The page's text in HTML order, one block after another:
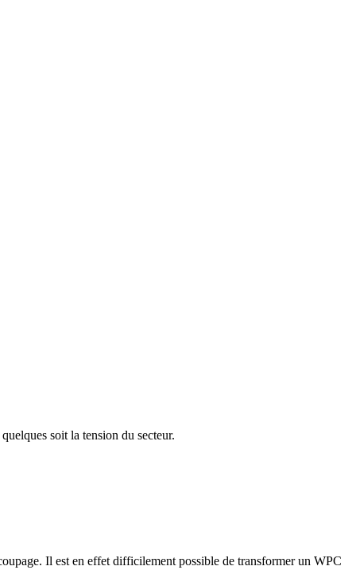
soit la tension du secteur.
Il est en effet difficilement possible de transformer un WPC